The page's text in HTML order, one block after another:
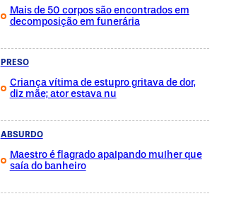
Mais de 50 corpos são encontrados em
decomposição em funerária
PRESO
Criança vítima de estupro gritava de dor,
diz mãe; ator estava nu
ABSURDO
Maestro é flagrado apalpando mulher que
saía do banheiro